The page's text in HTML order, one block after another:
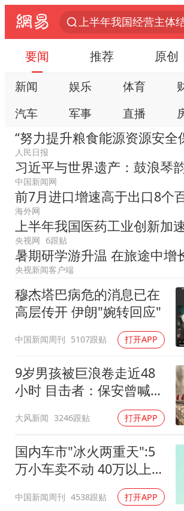
上海全力守护市民“菜
《龙餐馆》 冲奖
存款市场为何两极分
要闻 推荐 原创
新闻 娱乐 体育
汽车
军事 直播
公益
视频 手机
网易号
时尚 家居
教育
公开课 健康
艺术
双创 数字藏品
“努力提升粮食能源资源安全
人民日报
习近平与世界遗产：鼓浪琴
中国新闻网
前7月进口增速高于出口8个
海外网
上半年我国医药工业创新加
央视网 6跟贴
暑期研学游升温 在旅途中增
央视新闻客户端
穆杰塔巴病危的消息已在
高层传开 伊朗"婉转回应"
中国新闻周刊 5107跟贴 打开APP
9岁男孩被巨浪卷走近48
小时 目击者：保安曾喊话
大风新闻 3246跟贴 打开APP
国内车市"冰火两重天":5
万小车卖不动 40万以上的
中国新闻周刊 4538跟贴 打开APP